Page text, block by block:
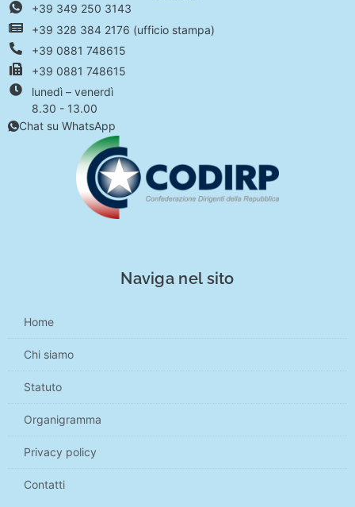
+39 349 250 3143
+39 328 384 2176 (ufficio stampa)
+39 0881 748615
+39 0881 748615
lunedì – venerdì
8.30 - 13.00
Chat su WhatsApp
Naviga nel sito
Home
Chi siamo
Statuto
Organigramma
Privacy policy
Contatti